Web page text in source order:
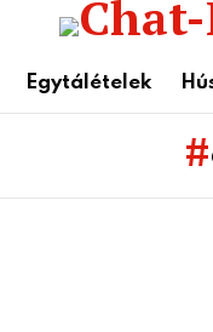
Egytálételek